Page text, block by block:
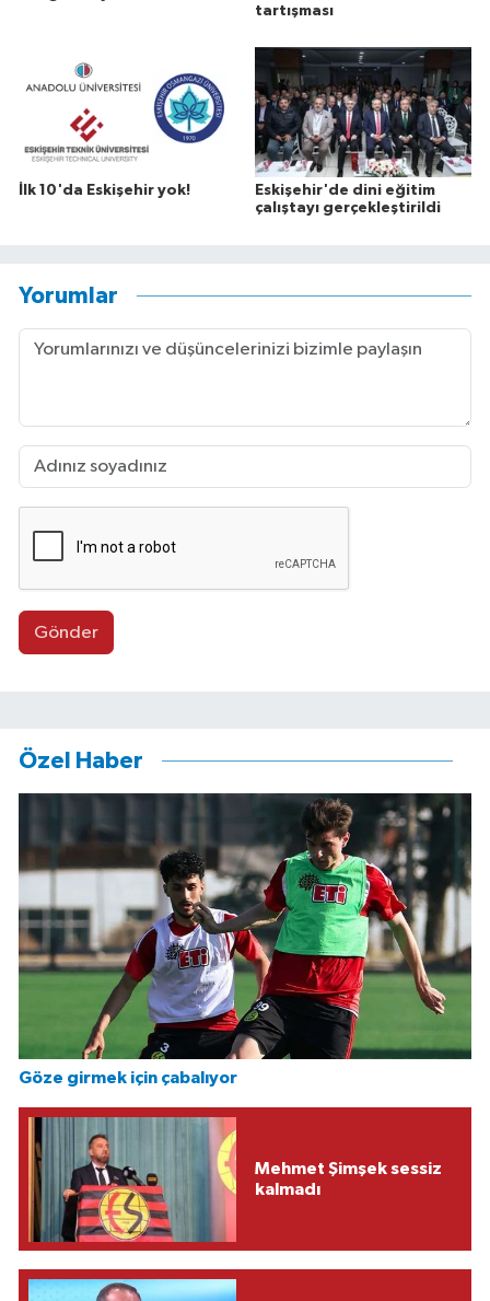
tartışması
İlk 10'da Eskişehir yok!
Eskişehir'de dini eğitim
çalıştayı gerçekleştirildi
Yorumlar
Gönder
Özel Haber
Göze girmek için çabalıyor
Mehmet Şimşek sessiz
kalmadı